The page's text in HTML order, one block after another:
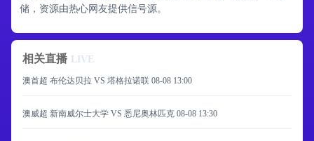
储，资源由热心网友提供信号源。
相关直播 LIVE
澳首超 布伦达贝拉 VS 塔格拉诺联 08-08 13:00
澳威超 新南威尔士大学 VS 悉尼奥林匹克 08-08 13:30